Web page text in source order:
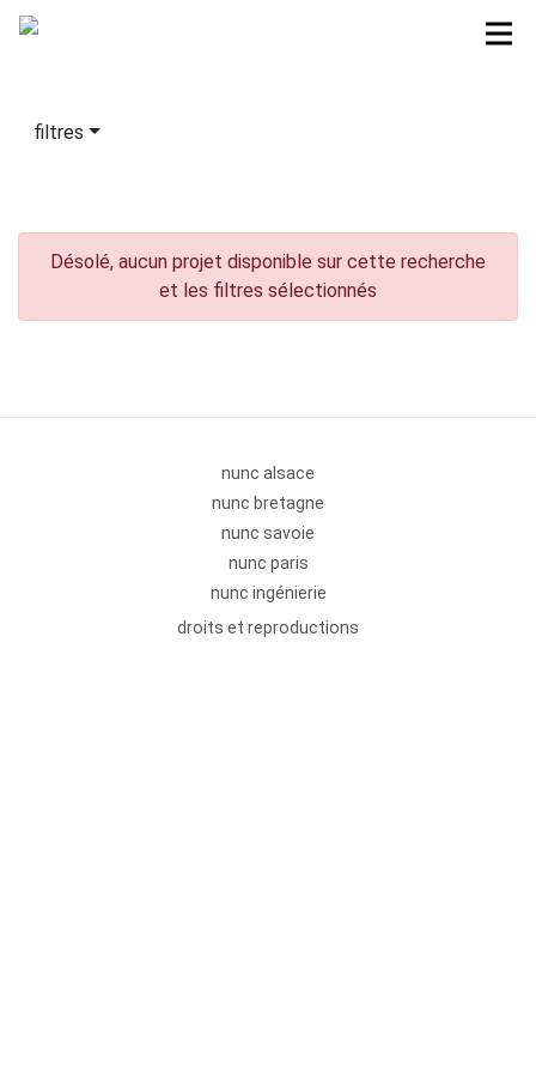
filtres
Désolé, aucun projet disponible sur cette recherche
et les filtres sélectionnés
nunc alsace
nunc bretagne
nunc savoie
nunc paris
nunc ingénierie
droits et reproductions